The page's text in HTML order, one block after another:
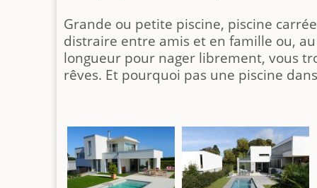
Grande ou petite piscine, piscine
distraire entre amis et en famille ou,
longueur pour nager librement, vous
rêves. Et pourquoi pas une piscine